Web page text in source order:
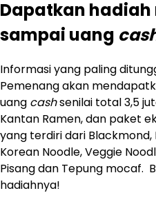
Dapatkan
sampai uang
Informasi yang paling
Pemenang akan
uang cashsenilai total 3,5
Kantan Ramen, dan paket
yang terdiri dari Blackmond,
Korean Noodle, Veggie
Pisang dan Tepung mocaf.
hadiahnya!